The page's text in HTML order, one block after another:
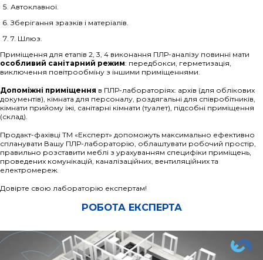
Автоклавної.
Зберігання зразків і матеріалів.
7. Шлюз.
Приміщення для етапів 2, 3, 4 виконання ПЛР-аналізу повинні мати
особливий санітарний режим: передбокси, герметизація,
виключення повітрообміну з іншими приміщеннями.
Допоміжні приміщення в ПЛР-лабораторіях: архів (для облікових
документів), кімната для персоналу, роздягальні для співробітників,
кімнати прийому їжі, санітарні кімнати (туалет), підсобні приміщення
(склад).
Продакт-фахівці ТМ «Експерт» допоможуть максимально ефективно
спланувати Вашу ПЛР-лабораторію, облаштувати робочий простір,
правильно розставити меблі з урахуванням специфіки приміщень,
проведених комунікацій, каналізаційних, вентиляційних та
електромереж.
Довірте свою лабораторію експертам!
РОБОТА ЕКСПЕРТА